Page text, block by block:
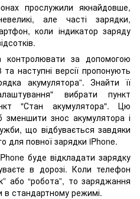
прослужили якнайдовше,
але часті зарядки,
коли індикатор заряду
за допомогою
наступні версії пропонують
акумулятора”. Знайти її
вибрати пункт
"Стан акумулятора". Цю
зменшити знос акумулятора і
що відбувається завдяки
для повної зарядки iPhone.
буде відкладати зарядку
в дорозі. Коли телефон
або “робота”, то заряджання
в стандартному режимі.